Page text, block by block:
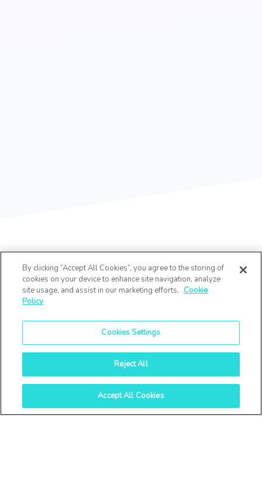
By clicking “Accept All Cookies”, you agree to the storing of
cookies on your device to enhance site navigation, analyze
site usage, and assist in our marketing efforts. Cookie
Policy
Cookies Settings
Reject All
Accept All Cookies